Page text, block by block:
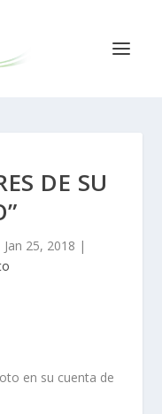
DE SU
Jan 25, 2018 |
en su cuenta de